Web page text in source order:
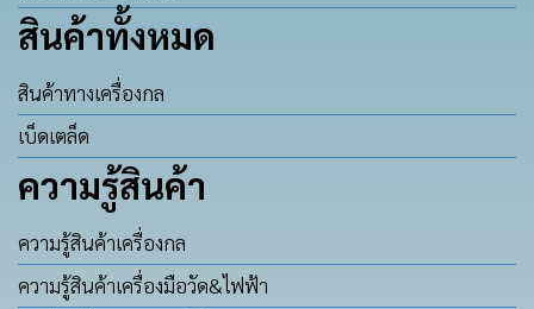
สินค้าทั้งหมด
สินค้าทางเครื่องกล
เบ็ดเตล็ด
ความรู้สินค้า
ความรู้สินค้าเครื่องกล
ความรู้สินค้าเครื่องมือวัด&ไฟฟ้า